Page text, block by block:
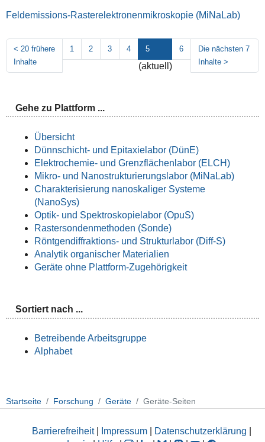
Feldemissions-Rasterelektronenmikroskopie (MiNaLab)
< 20 frühere
Inhalte
1 2 3 4 5
(aktuell)
6
Die nächsten 7
Inhalte >
Gehe zu Plattform ...
Übersicht
Dünnschicht- und Epitaxielabor (DünE)
Elektrochemie- und Grenzflächenlabor (ELCH)
Mikro- und Nanostrukturierungslabor (MiNaLab)
Charakterisierung nanoskaliger Systeme
(NanoSys)
Optik- und Spektroskopielabor (OpuS)
Rastersondenmethoden (Sonde)
Röntgendiffraktions- und Strukturlabor (Diff-S)
Analytik organischer Materialien
Geräte ohne Plattform-Zugehörigkeit
Sortiert nach ...
Betreibende Arbeitsgruppe
Alphabet
Startseite Forschung Geräte Geräte-Seiten
Barrierefreiheit| Impressum Datenschutzerklärung